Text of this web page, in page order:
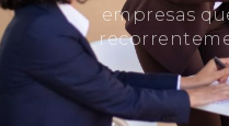
empresas